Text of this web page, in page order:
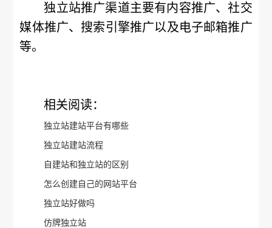
独立站推广渠道主要有内容推广、社交
媒体推广、搜索引擎推广以及电子邮箱推广
等。
相关阅读：
独立站建站平台有哪些
独立站建站流程
自建站和独立站的区别
怎么创建自己的网站平台
独立站好做吗
仿牌独立站